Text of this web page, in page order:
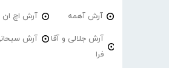
آرش آهمه آرش اچ ان
آرش جلالی و آقا
فرا
آرش